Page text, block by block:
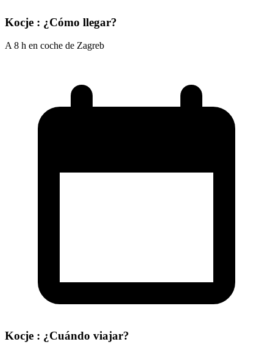
Kocje : ¿Cómo llegar?
A 8 h en coche de Zagreb
Kocje : ¿Cuándo viajar?